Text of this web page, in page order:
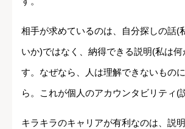
相手が求めているのは、自分探しの話(
いか)ではなく、納得できる説明(私は
す。なぜなら、人は理解できないもの
ら。これが個人のアカウンタビリティ(
キラキラのキャリアが有利なのは、説